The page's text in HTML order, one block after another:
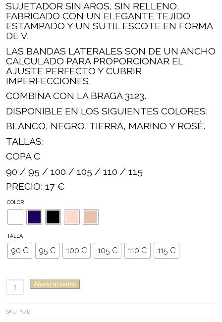
SUJETADOR SIN AROS, SIN RELLENO.
FABRICADO CON UN ELEGANTE TEJIDO
ESTAMPADO Y UN SUTIL ESCOTE EN FORMA
DE V.
LAS BANDAS LATERALES SON DE UN ANCHO
CALCULADO PARA PROPORCIONAR EL
AJUSTE PERFECTO Y CUBRIR
IMPERFECCIONES.
COMBINA CON LA BRAGA 3123.
DISPONIBLE EN LOS SIGUIENTES COLORES:
BLANCO, NEGRO, TIERRA, MARINO Y ROSÉ.
TALLAS:
COPA C
90 / 95 / 100 / 105 / 110 / 115
PRECIO: 17 €
COLOR
TALLA
90 C 95 C 100 C 105 C 110 C 115 C
SUJETADOR
SELENE
CANTIDAD
Añadir al carrito
SKU: N/D